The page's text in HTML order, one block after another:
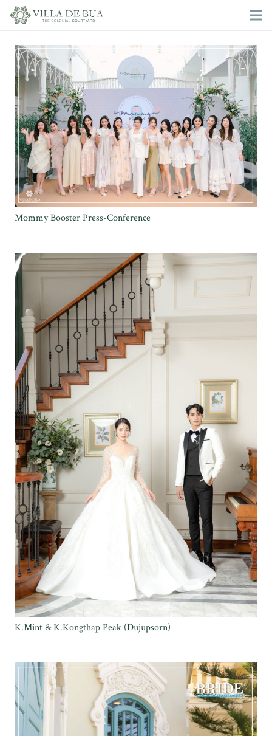
Mommy Booster Press-Conference
K.Mint & K.Kongthap Peak (Dujupsorn)